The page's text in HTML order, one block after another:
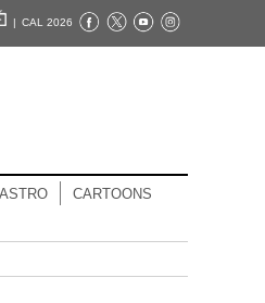
| CAL 2026
ASTRO CARTOONS